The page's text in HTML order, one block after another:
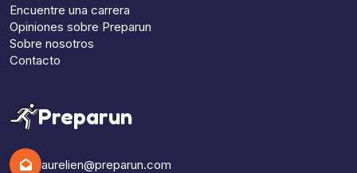
Encuentre una carrera
Opiniones sobre Preparun
Sobre nosotros
Contacto
Preparun
aurelien@preparun.com